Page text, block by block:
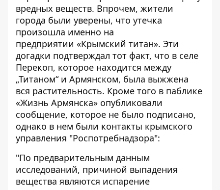
вредных веществ. Впрочем, жители
города были уверены, что утечка
произошла именно на
предприятии «Крымский титан». Эти
догадки подтверждал тот факт, что в селе
Перекоп, которое находится между
„Титаном“ и Армянском, была выжжена
вся растительность. Кроме того в паблике
«Жизнь Армянска» опубликовали
сообщение, которое не было подписано,
однако в нем были контакты крымского
управления "Роспотребнадзора":
"По предварительным данным
исследований, причиной выпадения
вещества являются испарение